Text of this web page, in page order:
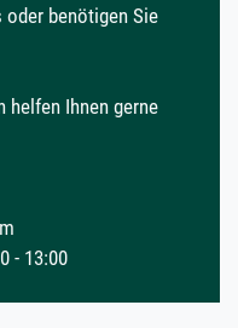
oder benötigen Sie
helfen Ihnen gerne
- 13:00